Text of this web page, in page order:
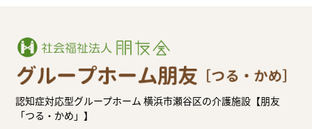
認知症対応型グループホーム 横浜市瀬谷区の介護施設【朋友
「つる・かめ」】